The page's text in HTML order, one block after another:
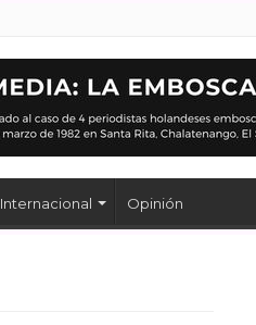
Internacional Opinión